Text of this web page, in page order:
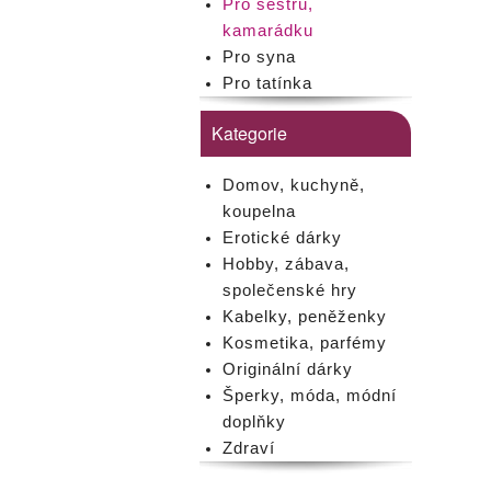
Pro sestru,
kamarádku
Pro syna
Pro tatínka
Kategorie
Domov, kuchyně,
koupelna
Erotické dárky
Hobby, zábava,
společenské hry
Kabelky, peněženky
Kosmetika, parfémy
Originální dárky
Šperky, móda, módní
doplňky
Zdraví